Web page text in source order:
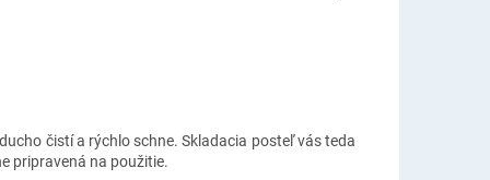
čistí a rýchlo schne. Skladacia posteľ vás teda
pripravená na použitie.